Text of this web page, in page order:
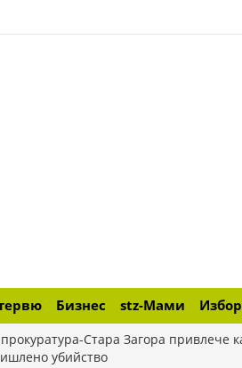
Бизнес stz-Мами
Стара Загора привлече
убийство